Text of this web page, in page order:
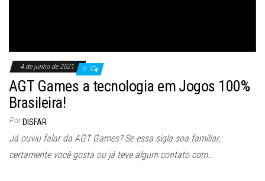
4 de junho de 2021 0
AGT Games a tecnologia em Jogos 100%
Brasileira!
Por DISFAR
Já ouviu falar da AGT Games? Se essa sigla soa familiar,
certamente você gosta ou já teve algum contato com…